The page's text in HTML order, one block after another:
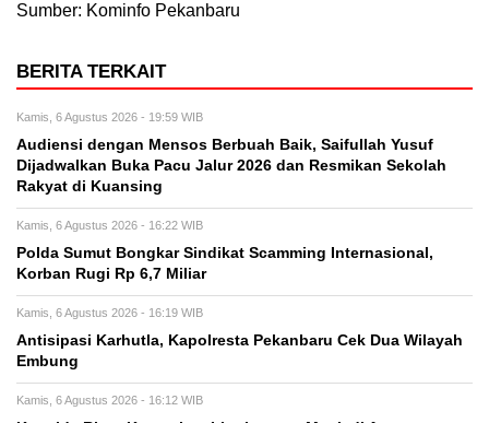
Sumber: Kominfo Pekanbaru
BERITA TERKAIT
Kamis, 6 Agustus 2026 - 19:59 WIB
Audiensi dengan Mensos Berbuah Baik, Saifullah Yusuf
Dijadwalkan Buka Pacu Jalur 2026 dan Resmikan Sekolah
Rakyat di Kuansing
Kamis, 6 Agustus 2026 - 16:22 WIB
Polda Sumut Bongkar Sindikat Scamming Internasional,
Korban Rugi Rp 6,7 Miliar
Kamis, 6 Agustus 2026 - 16:19 WIB
Antisipasi Karhutla, Kapolresta Pekanbaru Cek Dua Wilayah
Embung
Kamis, 6 Agustus 2026 - 16:12 WIB